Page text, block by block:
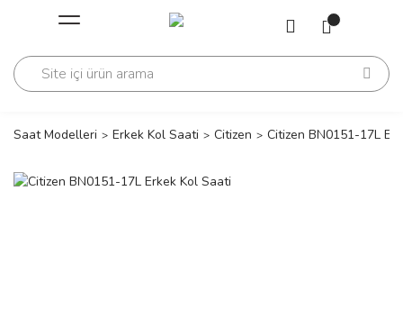
Geri Dön
Geri Dön
Saat Modelleri Erkek Kol Saati Citizen Citizen BN0151-17L